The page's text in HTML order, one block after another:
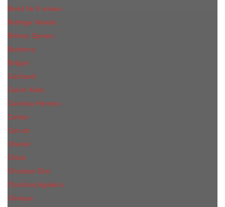
Bond № 9 unisex
Bottega Veneta
Britney Spears
Burberry
Bvlgari
Cacharel
Calvin Klein
Carolina Herrera
Cartier
Cerruti
Сhanеl
Chloe
Christian Dior
Christina Aguilera
Сliniquе